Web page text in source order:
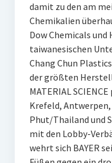
damit zu den am
Chemikalien
Dow Chemicals und
taiwanesischen
Chang Chun
der größten
MATERIAL
Krefeld,
Phut/Thailand und
mit den Lobby-
wehrt sich BAYER